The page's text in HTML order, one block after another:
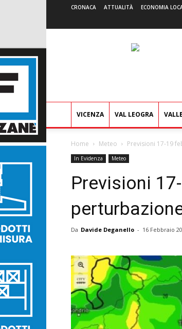
CRONACA ATTUALITÀ ECONOMIA
VICENZA VAL LEOGRA
Home Meteo Previsioni 17-19
In Evidenza Meteo
Previsioni
Da Davide Deganello - 16 Febbraio